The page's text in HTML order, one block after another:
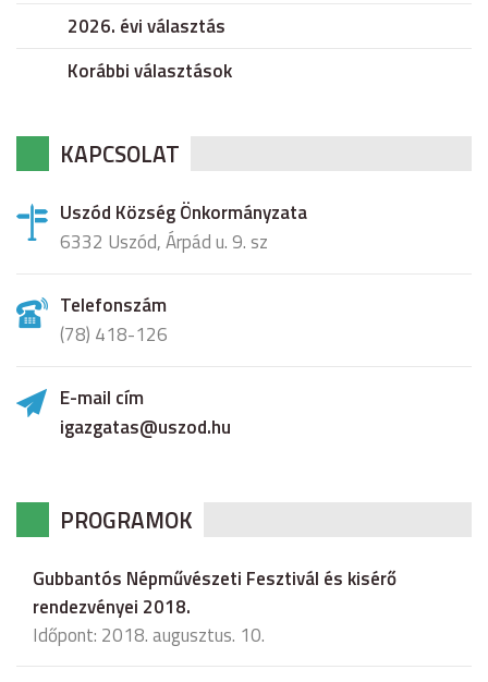
2026. évi választás
Korábbi választások
KAPCSOLAT
Uszód Község Önkormányzata
6332 Uszód, Árpád u. 9. sz
Telefonszám
(78) 418-126
E-mail cím
igazgatas@uszod.hu
PROGRAMOK
Gubbantós Népművészeti Fesztivál és kisérő
rendezvényei 2018.
Időpont: 2018. augusztus. 10.